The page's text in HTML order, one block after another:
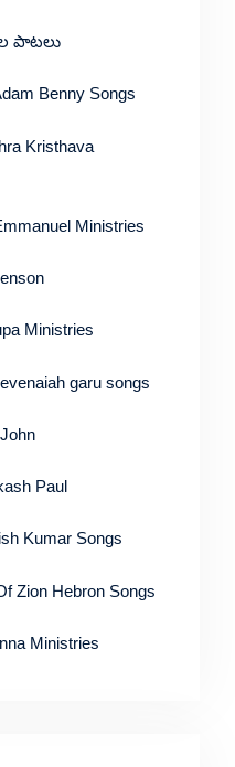
పాటలు
Benny Songs
Kristhava
Ministries
Ministries
garu songs
Paul
Kumar Songs
Hebron Songs
Ministries